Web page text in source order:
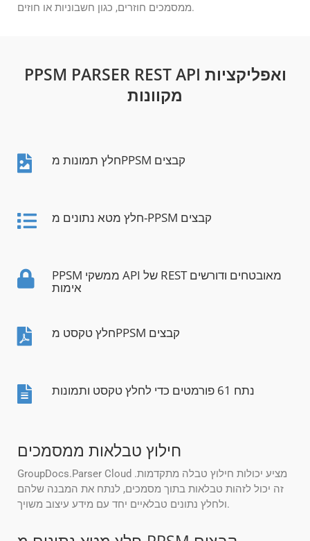
ממסמכים חוזרים, כגון חשבוניות או חוזים.
PPSM PARSER REST API ואפליקציות
מקוונות
חלץ תמונות מPPSM קבצים
חלץ מטא נתונים מ-PPSM קבצים
PPSM ממשקי API של REST מאובטחים ודורשים
אימות
חלץ טקסט מPPSM קבצים
נתח 61 פורמטים כדי לחלץ טקסט ותמונות
חילוץ טבלאות ממסמכים
GroupDocs.Parser Cloud מציע יכולות חילוץ טבלה מתקדמות.
זה יכול לזהות טבלאות בתוך מסמכים, לנתח את המבנה שלהם
ולחלץ נתונים טבלאיים יחד עם מידע עיצוב משויך.